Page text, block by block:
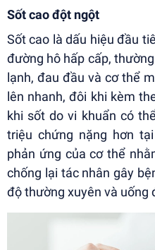
Sốt cao đột ngột
Sốt cao là dấu hiệu đầu
đường hô hấp cấp,
lạnh, đau đầu và cơ thể
lên nhanh, đôi khi kèm
khi sốt do vi khuẩn có
triệu chứng nặng hơn
phản ứng của cơ thể
chống lại tác nhân gây
độ thường xuyên và uống